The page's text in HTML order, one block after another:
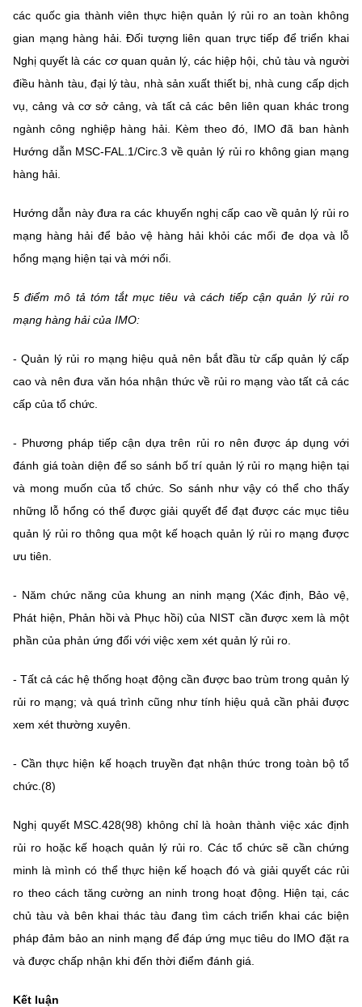
các quốc gia thành viên thực hiện quản lý rủi ro an toàn không
gian mạng hàng hải. Đối tượng liên quan trực tiếp để triển khai
Nghị quyết là các cơ quan quản lý, các hiệp hội, chủ tàu và người
điều hành tàu, đại lý tàu, nhà sản xuất thiết bị, nhà cung cấp dịch
vụ, cảng và cơ sở cảng, và tất cả các bên liên quan khác trong
ngành công nghiệp hàng hải. Kèm theo đó, IMO đã ban hành
Hướng dẫn MSC-FAL.1/Circ.3 về quản lý rủi ro không gian mạng
hàng hải.
Hướng dẫn này đưa ra các khuyến nghị cấp cao về quản lý rủi ro
mạng hàng hải để bảo vệ hàng hải khỏi các mối đe dọa và lỗ
hổng mạng hiện tại và mới nổi.
5 điểm mô tả tóm tắt mục tiêu và cách tiếp cận quản lý rủi ro
mạng hàng hải của IMO:
- Quản lý rủi ro mạng hiệu quả nên bắt đầu từ cấp quản lý cấp
cao và nên đưa văn hóa nhận thức về rủi ro mạng vào tất cả các
cấp của tổ chức.
- Phương pháp tiếp cận dựa trên rủi ro nên được áp dụng với
đánh giá toàn diện để so sánh bố trí quản lý rủi ro mạng hiện tại
và mong muốn của tổ chức. So sánh như vậy có thể cho thấy
những lỗ hổng có thể được giải quyết để đạt được các mục tiêu
quản lý rủi ro thông qua một kế hoạch quản lý rủi ro mạng được
ưu tiên.
- Năm chức năng của khung an ninh mạng (Xác định, Bảo vệ,
Phát hiện, Phản hồi và Phục hồi) của NIST cần được xem là một
phần của phản ứng đối với việc xem xét quản lý rủi ro.
- Tất cả các hệ thống hoạt động cần được bao trùm trong quản lý
rủi ro mạng; và quá trình cũng như tính hiệu quả cần phải được
xem xét thường xuyên.
- Cần thực hiện kế hoạch truyền đạt nhận thức trong toàn bộ tổ
chức.(8)
Nghị quyết MSC.428(98) không chỉ là hoàn thành việc xác định
rủi ro hoặc kế hoạch quản lý rủi ro. Các tổ chức sẽ cần chứng
minh là mình có thể thực hiện kế hoạch đó và giải quyết các rủi
ro theo cách tăng cường an ninh trong hoạt động. Hiện tại, các
chủ tàu và bên khai thác tàu đang tìm cách triển khai các biện
pháp đảm bảo an ninh mạng để đáp ứng mục tiêu do IMO đặt ra
và được chấp nhận khi đến thời điểm đánh giá.
Kết luận